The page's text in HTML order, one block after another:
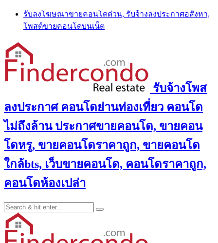
Skip
content
รับลงโฆษณาขายคอนโดด่วน, รับจ้างลงประกาศอสังหา,
โพสต์ขายคอนโดบนเน็ต
รับจ้างโพส
ลงประกาศ คอนโดย่านท่องเที่ยว คอนโด
ไม่ถึงล้าน ประกาศขายคอนโด, ขายคอน
โดหรู, ขายคอนโดราคาถูก, ขายคอนโด
ใกล้bts, เว็บขายคอนโด, คอนโดราคาถูก,
คอนโดห้องเปล่า